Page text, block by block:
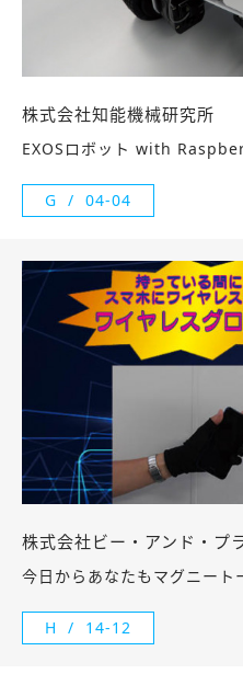
株式会社知能機械研究所
EXOSロボット with
G 04-04
株式会社ビー・アンド・プ
今日からあなたもマグニート
H 14-12